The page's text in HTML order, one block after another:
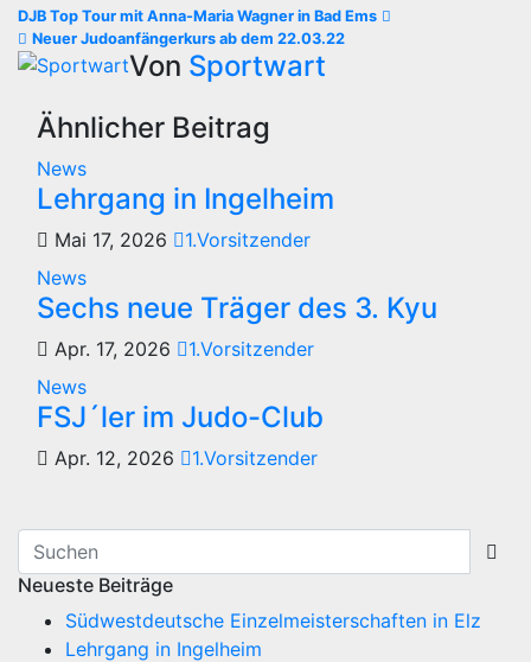
Beitragsnavigation
DJB Top Tour mit Anna-Maria Wagner in Bad Ems
Neuer Judoanfängerkurs ab dem 22.03.22
Von Sportwart
Ähnlicher Beitrag
News
Lehrgang in Ingelheim
Mai 17, 2026
1.Vorsitzender
News
Sechs neue Träger des 3. Kyu
Apr. 17, 2026
1.Vorsitzender
News
FSJ´ler im Judo-Club
Apr. 12, 2026 1.Vorsitzender
Neueste Beiträge
Südwestdeutsche Einzelmeisterschaften in Elz
Lehrgang in Ingelheim